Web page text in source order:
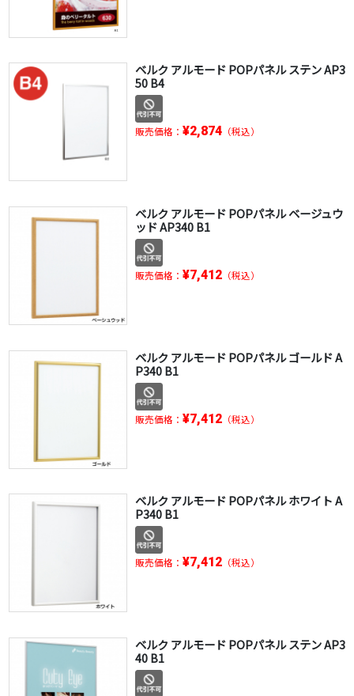
ベルク アルモード POPパネル ステン AP3
50 B4
販売価格： ¥2,874（税込）
ベルク アルモード POPパネル ベージュウ
ッド AP340 B1
販売価格： ¥7,412（税込）
ベルク アルモード POPパネル ゴールド A
P340 B1
販売価格： ¥7,412（税込）
ベルク アルモード POPパネル ホワイト A
P340 B1
販売価格： ¥7,412（税込）
ベルク アルモード POPパネル ステン AP3
40 B1